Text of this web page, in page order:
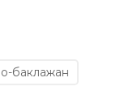
баклажан